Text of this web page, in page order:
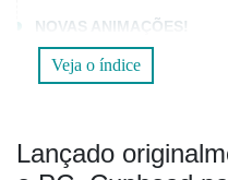
NOVAS ANIMAÇÕES!
Veja o índice
Lançado